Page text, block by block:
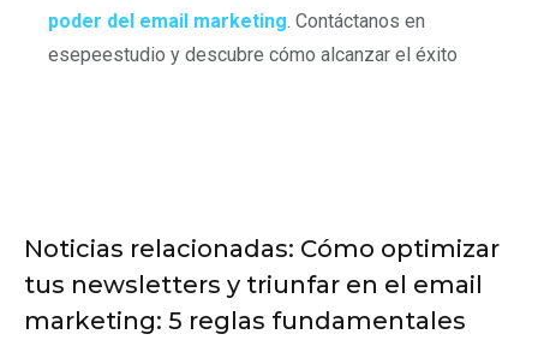
poder del email marketing. Contáctanos en
esepeestudio y descubre cómo alcanzar el éxito
Noticias relacionadas: Cómo optimizar
tus newsletters y triunfar en el email
marketing: 5 reglas fundamentales